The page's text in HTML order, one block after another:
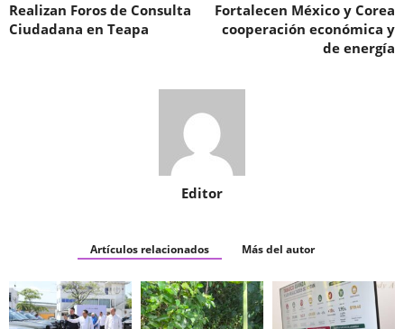
Realizan Foros de Consulta
Ciudadana en Teapa
Fortalecen México y Corea
cooperación económica y
de energía
Editor
Artículos relacionados Más del autor